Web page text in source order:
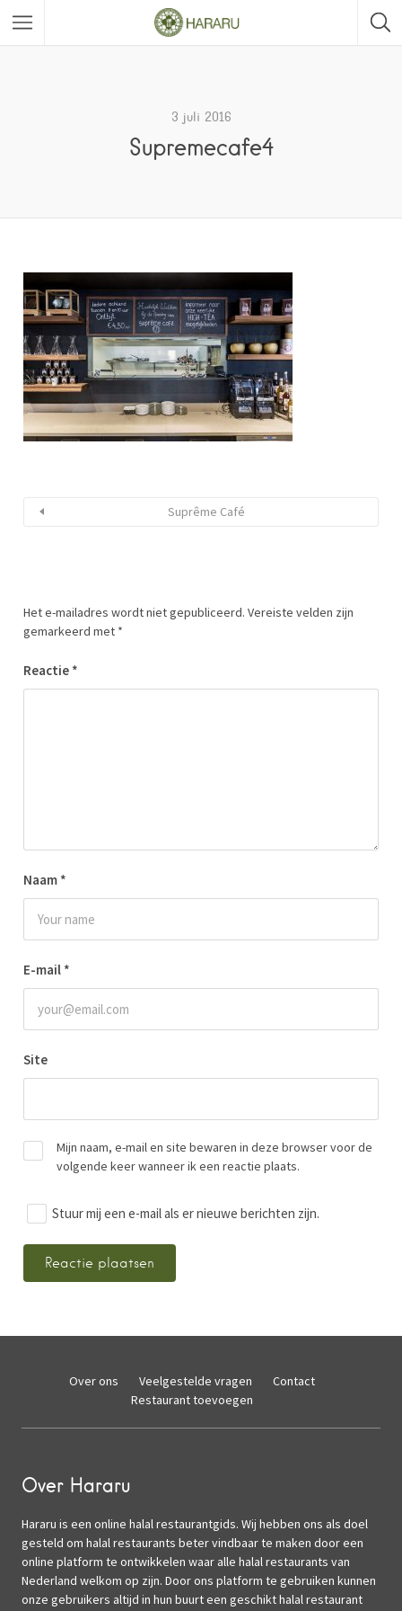
3 juli 2016
Supremecafe4
Suprême Café
Het e-mailadres wordt niet gepubliceerd. Vereiste velden zijn
gemarkeerd met *
Reactie *
Naam *
E-mail *
Site
Mijn naam, e-mail en site bewaren in deze browser voor de
volgende keer wanneer ik een reactie plaats.
Stuur mij een e-mail als er nieuwe berichten zijn.
Over ons Veelgestelde vragen
Contact
Restaurant toevoegen
Over Hararu
Hararu is een online halal restaurantgids. Wij hebben ons als doel
gesteld om halal restaurants beter vindbaar te maken door een
online platform te ontwikkelen waar alle halal restaurants van
Nederland welkom op zijn. Door ons platform te gebruiken kunnen
onze gebruikers altijd in hun buurt een geschikt halal restaurant